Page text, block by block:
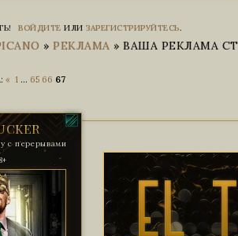
ВОЙДИТЕ ИЛИЗАРЕГИСТРИРУЙТЕСЬ.
»РЕКЛАМА »ВАША РЕКЛАМА
« 1 … 65 66 67
с перерывами